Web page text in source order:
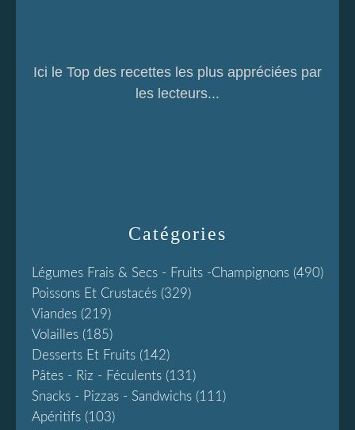
Catégories
Légumes Frais & Secs - Fruits -champignons (490)
Poissons Et Crustacés (329)
Viandes (219)
Volailles (185)
Desserts Et Fruits (142)
Pâtes - Riz - Féculents (131)
Snacks - Pizzas - Sandwichs (111)
Apéritifs (103)
Ici le Top des recettes les plus appréciées par
les lecteurs...